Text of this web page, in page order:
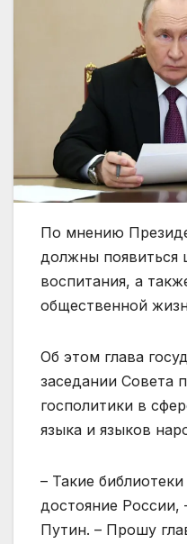
По мнению
должны появиться
воспитания, а
общественной
Об этом глава
заседании Совета
госполитики в
языка и языков
– Такие
достояние России,
Путин. – Прошу